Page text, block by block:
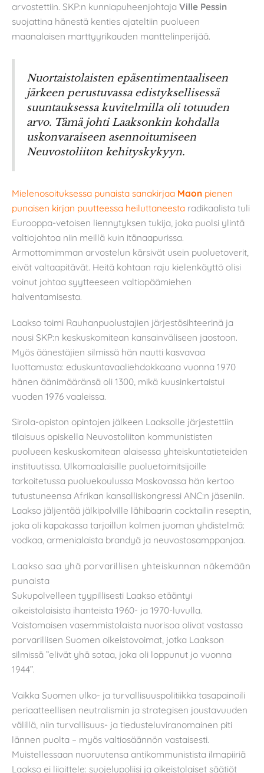
arvostettiin. SKP:n kunniapuheenjohtaja Ville Pessin
suojattina hänestä kenties ajateltiin puolueen
maanalaisen marttyyrikauden manttelinperijää.
Nuortaistolaisten epäsentimentaaliseen
järkeen perustuvassa edistyksellisessä
suuntauksessa kuvitelmilla oli totuuden
arvo. Tämä johti Laaksonkin kohdalla
uskonvaraiseen asennoitumiseen
Neuvostoliiton kehityskykyyn.
Mielenosoituksessa punaista sanakirjaa Maon pienen
punaisen kirjan puutteessa heiluttaneesta radikaalista tuli
Eurooppa-vetoisen liennytyksen tukija, joka puolsi ylintä
valtiojohtoa niin meillä kuin itänaapurissa.
Armottomimman arvostelun kärsivät usein puoluetoverit,
eivät valtaapitävät. Heitä kohtaan raju kielenkäyttö olisi
voinut johtaa syytteeseen valtiopäämiehen
halventamisesta.
Laakso toimi Rauhanpuolustajien järjestösihteerinä ja
nousi SKP:n keskuskomitean kansainväliseen jaostoon.
Myös äänestäjien silmissä hän nautti kasvavaa
luottamusta: eduskuntavaaliehdokkaana vuonna 1970
hänen äänimääränsä oli 1300, mikä kuusinkertaistui
vuoden 1976 vaaleissa.
Sirola-opiston opintojen jälkeen Laaksolle järjestettiin
tilaisuus opiskella Neuvostoliiton kommunististen
puolueen keskuskomitean alaisessa yhteiskuntatieteiden
instituutissa. Ulkomaalaisille puoluetoimitsijoille
tarkoitetussa puoluekoulussa Moskovassa hän kertoo
tutustuneensa Afrikan kansalliskongressi ANC:n jäseniin.
Laakso jäljentää jälkipolville lähibaarin cocktailin reseptin,
joka oli kapakassa tarjoillun kolmen juoman yhdistelmä:
vodkaa, armenialaista brandyä ja neuvostosamppanjaa.
Laakso saa yhä porvarillisen yhteiskunnan näkemään
punaista
Sukupolvelleen tyypillisesti Laakso etääntyi
oikeistolaisista ihanteista 1960- ja 1970-luvulla.
Vaistomaisen vasemmistolaista nuorisoa olivat vastassa
porvarillisen Suomen oikeistovoimat, jotka Laakson
silmissä ”elivät yhä sotaa, joka oli loppunut jo vuonna
1944”.
Vaikka Suomen ulko- ja turvallisuuspolitiikka tasapainoili
periaatteellisen neutralismin ja strategisen joustavuuden
välillä, niin turvallisuus- ja tiedusteluviranomainen piti
lännen puolta – myös valtiosäännön vastaisesti.
Muistellessaan nuoruutensa antikommunistista ilmapiiriä
Laakso ei liioittele: suojelupoliisi ja oikeistolaiset säätiöt